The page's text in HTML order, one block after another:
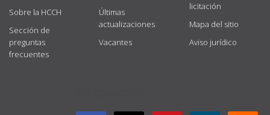
Sobre la HCCH
Sección de
preguntas
frecuentes
Últimas
actualizaciones
Vacantes
licitación
Mapa del sitio
Aviso jurídico